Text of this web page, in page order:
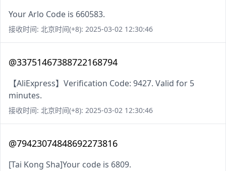
Your Arlo Code is 660583.
接收时间: 北京时间(+8): 2025-03-02 12:30:46
@33751467388722168794
【AliExpress】Verification Code: 9427. Valid for 5
minutes.
接收时间: 北京时间(+8): 2025-03-02 12:30:46
@79423074848692273816
[Tai Kong Sha]Your code is 6809.